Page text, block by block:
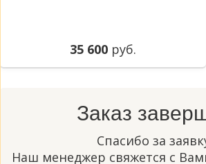
35 600 руб.
Заказ
Спасибо за
Наш менеджер свяжется с